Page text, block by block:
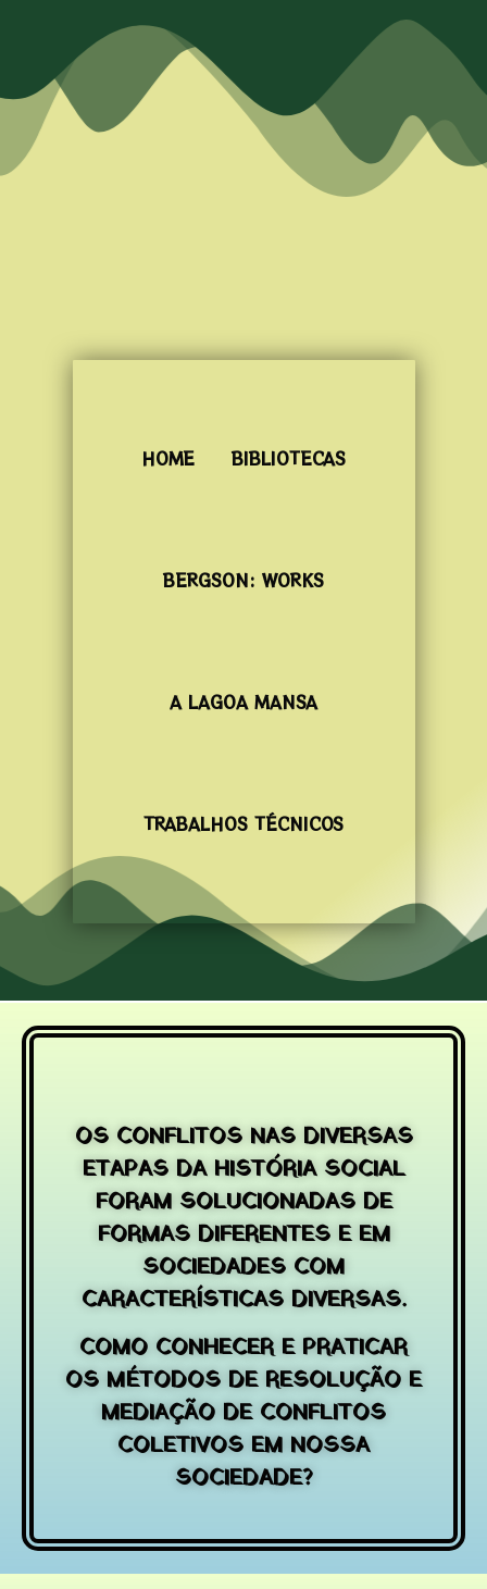
HOME BIBLIOTECAS
BERGSON: WORKS
A LAGOA MANSA
TRABALHOS TÉCNICOS
OS CONFLITOS NAS DIVERSAS
ETAPAS DA HISTÓRIA SOCIAL
FORAM SOLUCIONADAS DE
FORMAS DIFERENTES E EM
SOCIEDADES COM
CARACTERÍSTICAS DIVERSAS.
COMO CONHECER E PRATICAR
OS MÉTODOS DE RESOLUÇÃO E
MEDIAÇÃO DE CONFLITOS
COLETIVOS EM NOSSA
SOCIEDADE?